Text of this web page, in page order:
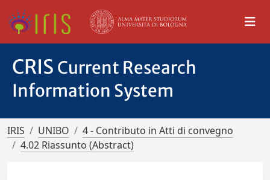
CRIS Current Research
Information System
IRIS UNIBO
4 - Contributo in Atti di convegno
4.02 Riassunto (Abstract)